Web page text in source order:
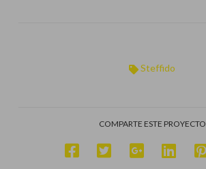
Steffido
COMPARTE ESTE PROYECTO